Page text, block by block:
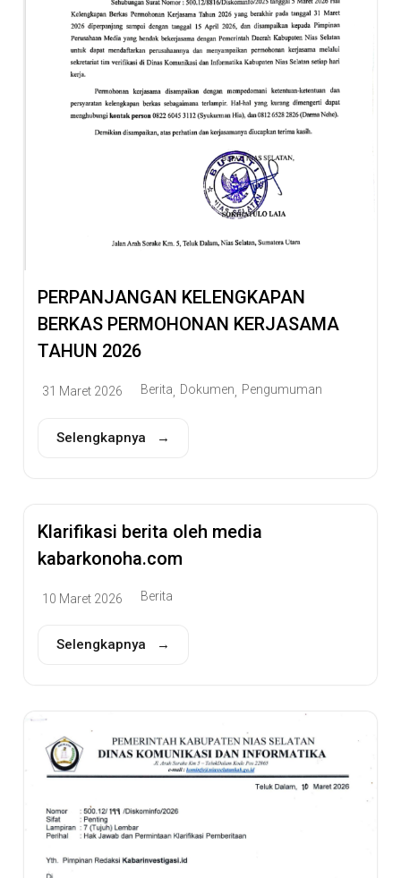
PERPANJANGAN KELENGKAPAN
BERKAS PERMOHONAN KERJASAMA
TAHUN 2026
31 Maret 2026 Berita Dokumen Pengumuman
Selengkapnya →
Klarifikasi berita oleh media
kabarkonoha.com
10 Maret 2026 Berita
Selengkapnya →